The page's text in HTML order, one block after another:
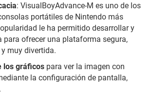
: VisualBoyAdvance-M es uno de los
portátiles de Nintendo más
le ha permitido desarrollar y
para ofrecer una plataforma segura,
muy divertida.
los gráficos para ver la imagen con
la configuración de pantalla,